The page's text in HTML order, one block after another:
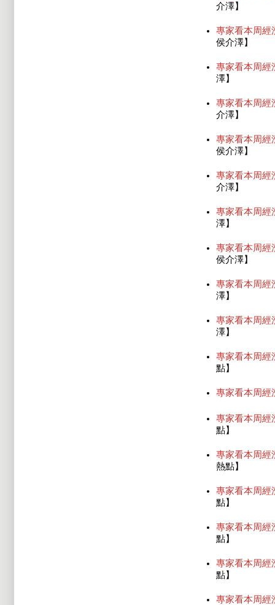
介澤】
專家看本周經
侯介澤】
專家看本周經
澤】
專家看本周經
介澤】
專家看本周經
侯介澤】
專家看本周經
介澤】
專家看本周經
澤】
專家看本周經
侯介澤】
專家看本周經
澤】
專家看本周經
澤】
專家看本周經
點】
專家看本周經
專家看本周經
點】
專家看本周經
熱點】
專家看本周經
點】
專家看本周經
點】
專家看本周經
點】
專家看本周經